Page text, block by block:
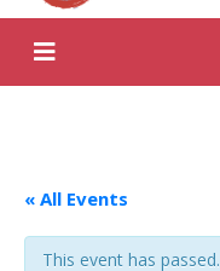
« All Events
This event has passed.